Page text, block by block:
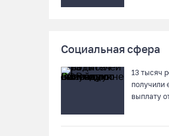
Социальная сфера
13 тысяч
получили
выплату